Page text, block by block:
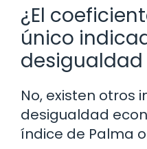
¿El
único
No, existen otros
desigualdad
índice de Palma